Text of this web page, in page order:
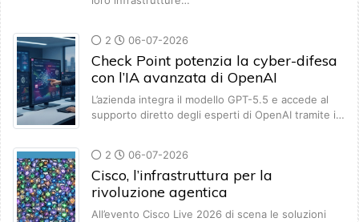
2 06-07-2026
Check Point potenzia la cyber-difesa
con l’IA avanzata di OpenAI
L’azienda integra il modello GPT-5.5 e accede al
supporto diretto degli esperti di OpenAI tramite i…
2 06-07-2026
Cisco, l’infrastruttura per la
rivoluzione agentica
All’evento Cisco Live 2026 di scena le soluzioni